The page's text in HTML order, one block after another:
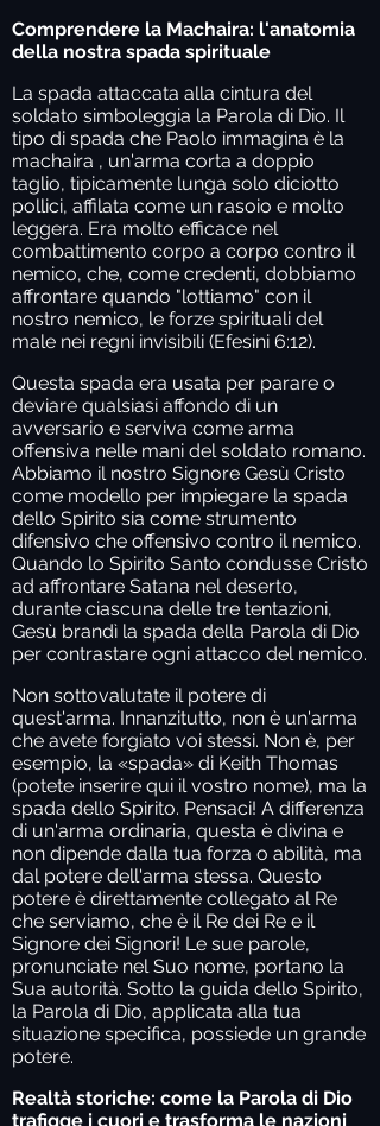
Comprendere la Machaira: l'anatomia
della nostra spada spirituale
La spada attaccata alla cintura del
soldato simboleggia la Parola di Dio. Il
tipo di spada che Paolo immagina è la
machaira , un'arma corta a doppio
taglio, tipicamente lunga solo diciotto
pollici, affilata come un rasoio e molto
leggera. Era molto efficace nel
combattimento corpo a corpo contro il
nemico, che, come credenti, dobbiamo
affrontare quando "lottiamo" con il
nostro nemico, le forze spirituali del
male nei regni invisibili (Efesini 6:12).
Questa spada era usata per parare o
deviare qualsiasi affondo di un
avversario e serviva come arma
offensiva nelle mani del soldato romano.
Abbiamo il nostro Signore Gesù Cristo
come modello per impiegare la spada
dello Spirito sia come strumento
difensivo che offensivo contro il nemico.
Quando lo Spirito Santo condusse Cristo
ad affrontare Satana nel deserto,
durante ciascuna delle tre tentazioni,
Gesù brandì la spada della Parola di Dio
per contrastare ogni attacco del nemico.
Non sottovalutate il potere di
quest'arma. Innanzitutto, non è un'arma
che avete forgiato voi stessi. Non è, per
esempio, la «spada» di Keith Thomas
(potete inserire qui il vostro nome), ma la
spada dello Spirito. Pensaci! A differenza
di un'arma ordinaria, questa è divina e
non dipende dalla tua forza o abilità, ma
dal potere dell'arma stessa. Questo
potere è direttamente collegato al Re
che serviamo, che è il Re dei Re e il
Signore dei Signori! Le sue parole,
pronunciate nel Suo nome, portano la
Sua autorità. Sotto la guida dello Spirito,
la Parola di Dio, applicata alla tua
situazione specifica, possiede un grande
potere.
Realtà storiche: come la Parola di Dio
trafigge i cuori e trasforma le nazioni